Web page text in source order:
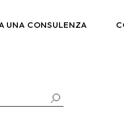
UNA CONSULENZA